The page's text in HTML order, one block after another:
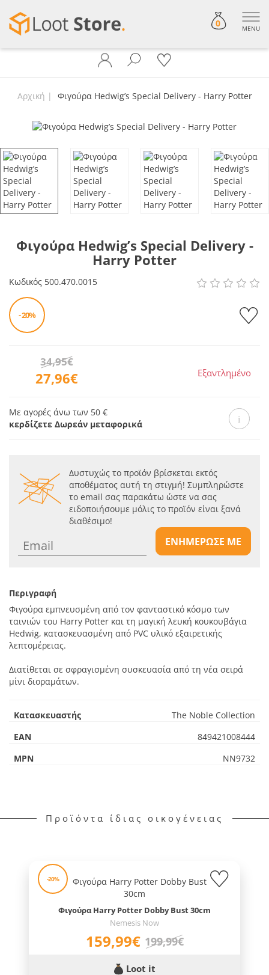
0 MENU
Αρχική Φιγούρα Hedwig’s Special Delivery - Harry Potter
Φιγούρα Hedwig’s Special Delivery -
Harry Potter
Κωδικός 500.470.0015
- 20%
27,96€
34,95€
Εξαντλημένο
Με αγορές άνω των 50 €
κερδίζετε Δωρεάν μεταφορικά
Δυστυχώς το προϊόν βρίσκεται εκτός
αποθέματος αυτή τη στιγμή! Συμπληρώστε
το email σας παρακάτω ώστε να σας
ειδοποιήσουμε μόλις το προϊόν είναι ξανά
διαθέσιμο!
ΕΝΗΜΕΡΩΣΕ ΜΕ
Περιγραφή
Φιγούρα εμπνευσμένη από τον φανταστικό κόσμο των
ταινιών του Harry Potter και τη μαγική λευκή κουκουβάγια
Hedwig, κατασκευασμένη από PVC υλικό εξαιρετικής
λεπτομέρειας.
Διατίθεται σε σφραγισμένη συσκευασία από τη νέα σειρά
μίνι διοραμάτων.
Κατασκευαστής
The Noble Collection
EAN
849421008444
MPN
NN9732
Προϊόντα ίδιας οικογένειας
-20%
Φιγούρα Harry Potter Dobby Bust 30cm
Nemesis Now
159,99€ 199,99€
Loot it